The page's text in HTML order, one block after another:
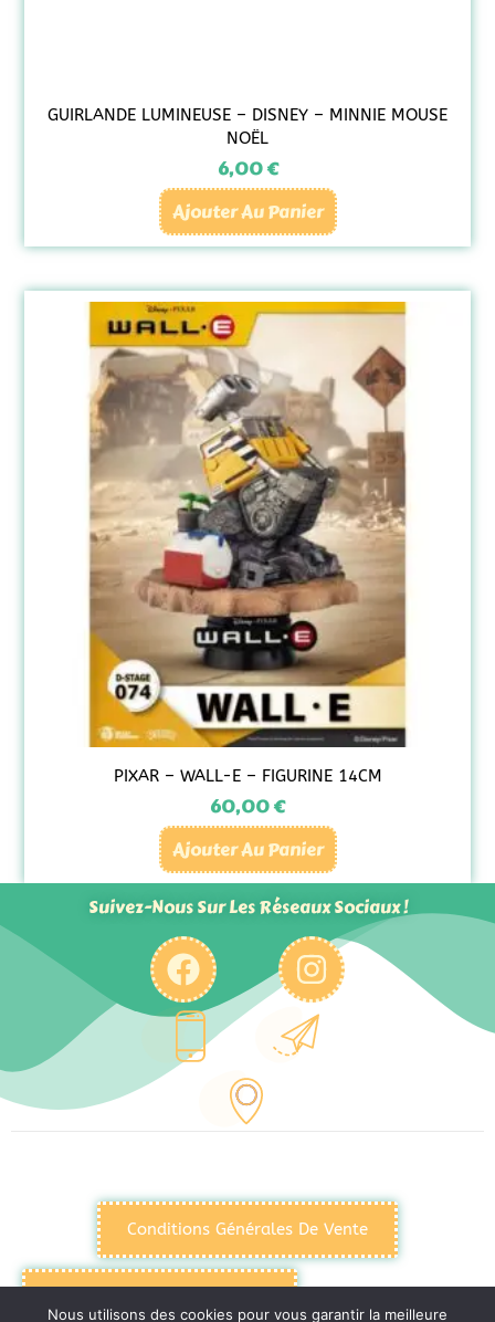
GUIRLANDE LUMINEUSE – DISNEY – MINNIE MOUSE
NOËL
6,00€
Ajouter Au Panier
PIXAR – WALL-E – FIGURINE 14CM
60,00€
Ajouter Au Panier
Suivez-Nous Sur Les Réseaux Sociaux !
Conditions Générales De Vente
Nous utilisons des cookies pour vous garantir la meilleure